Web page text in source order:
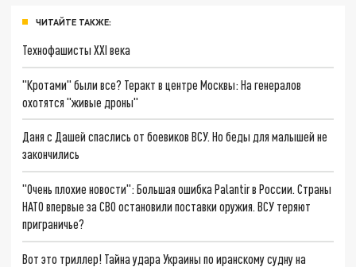
ЧИТАЙТЕ ТАКЖЕ:
Технофашисты XXI века
"Кротами" были все? Теракт в центре Москвы: На генералов
охотятся "живые дроны"
Даня с Дашей спаслись от боевиков ВСУ. Но беды для малышей не
закончились
"Очень плохие новости": Большая ошибка Palantir в России. Страны
НАТО впервые за СВО остановили поставки оружия. ВСУ теряют
приграничье?
Вот это триллер! Тайна удара Украины по иранскому судну на